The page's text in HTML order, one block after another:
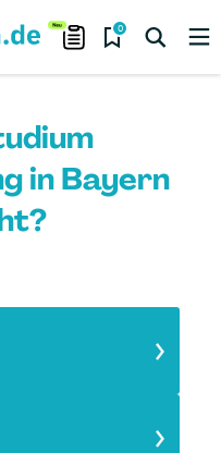
0
in Bayern